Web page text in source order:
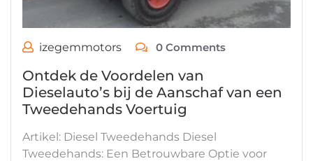
izegemmotors 0 Comments
Ontdek de Voordelen van
Dieselauto’s bij de Aanschaf van een
Tweedehands Voertuig
Artikel: Diesel Tweedehands Diesel
Tweedehands: Een Betrouwbare Optie voor